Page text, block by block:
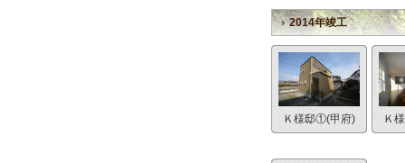
2014年竣工
Ｋ様邸①(甲府) Ｋ